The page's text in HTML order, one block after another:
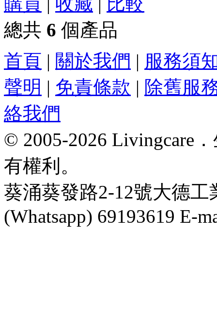
總共 6 個產品
首頁 | 關於我們 | 服務須
聲明 | 免責條款 | 除舊服
絡我們
© 2005-2026 Livingcare
有權利。
葵涌葵發路2-12號大德工
(Whatsapp) 69193619 E-